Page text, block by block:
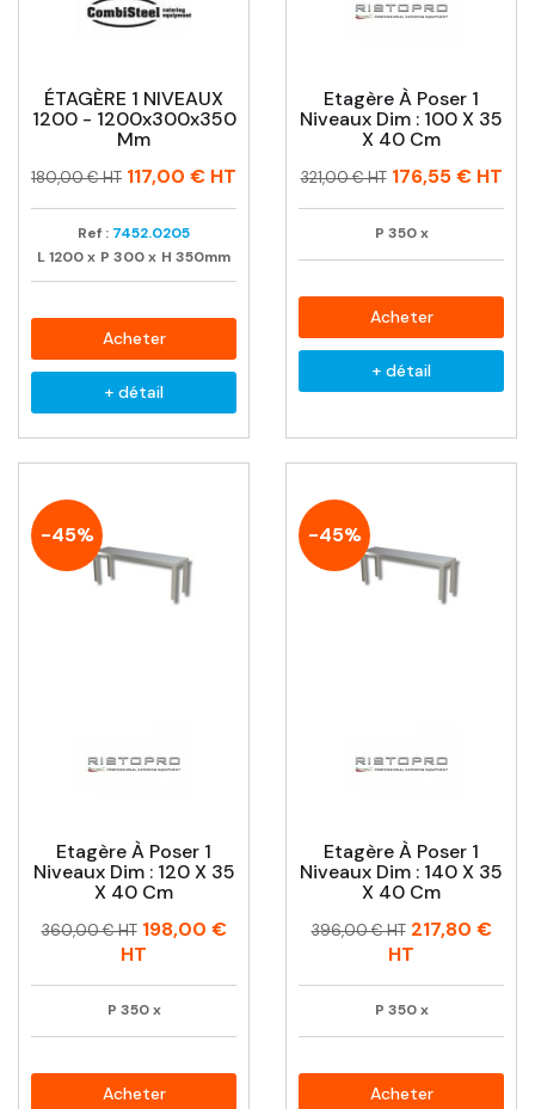
ÉTAGÈRE 1 NIVEAUX
1200 - 1200x300x350
Mm
Prix
Prix
180,00 € HT 117,00 € HT
Ref : 7452.0205
L1200x P 300x H 350mm
Acheter
+ détail
Etagère À Poser 1
Niveaux Dim : 100 X 35
X 40 Cm
Prix
Prix
321,00 € HT 176,55 €HT
P 350 x
Acheter
+ détail
-45%
Etagère À Poser 1
Niveaux Dim : 120 X 35
X 40 Cm
Prix
Prix
360,00 € HT 198,00 €
HT
P 350 x
Acheter
-45%
Etagère À Poser 1
Niveaux Dim : 140 X 35
X 40 Cm
Prix
Prix
396,00 € HT 217,80 €
HT
P 350 x
Acheter